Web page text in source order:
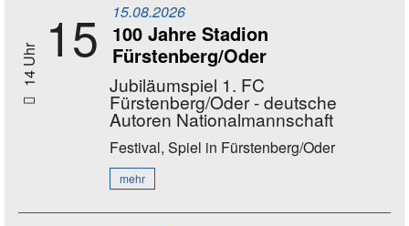
14 Uhr 15 15.08.2026
100 Jahre Stadion
Fürstenberg/Oder
Jubiläumspiel 1. FC
Fürstenberg/Oder - deutsche
Autoren Nationalmannschaft
Festival, Spiel in Fürstenberg/Oder
mehr